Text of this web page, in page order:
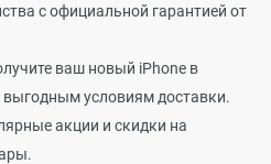
с официальной гарантией от
ваш новый iPhone в
условиям доставки.
акции и скидки на